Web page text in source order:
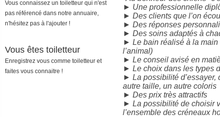
► Une professionnelle
► Des clients que l’on
► Des réponses
► Des soins adaptés à
► Le bain réalisé à la main
l’animal)
► Le conseil avisé en
► Le choix dans les types
► La possibilité d’essayer,
autre taille, un autre coloris
► Des prix très attractifs
► La possibilité de choisir
l’ensemble des créneaux
Vous connaissez un toiletteur qui n'est
pas référencé dans notre annuaire,
n'hésitez pas à l'ajouter !
Vous êtes toiletteur
Enregistrez vous comme toiletteur et
faites vous connaitre !